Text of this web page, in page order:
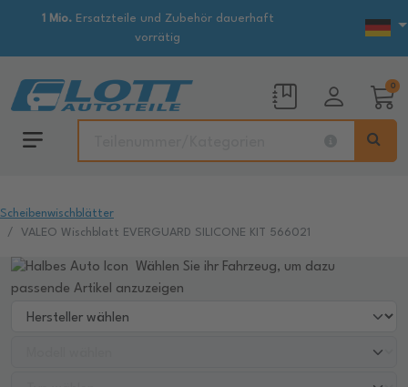
1 Mio.Ersatzteile und Zubehör dauerhaft
vorrätig
0
Scheibenwischblätter
VALEO Wischblatt EVERGUARD SILICONE KIT 566021
Wählen Sie ihr Fahrzeug, um dazu
passende Artikel anzuzeigen